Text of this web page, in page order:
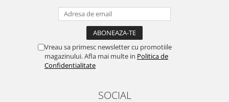
Vreau sa primesc newsletter cu promotiile
magazinului. Afla mai multe in Politica de
Confidentialitate
SOCIAL